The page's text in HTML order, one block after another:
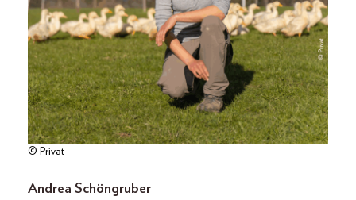
© Privat
Andrea Schöngruber